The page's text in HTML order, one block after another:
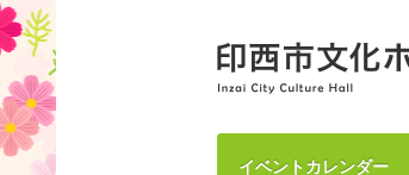
イベントカレンダー